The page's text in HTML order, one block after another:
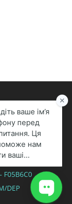
марки є
iPhone,
марками
та інших
DEP